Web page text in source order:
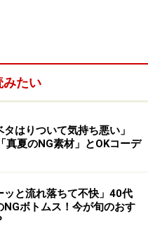
底解説！前回の記事に引
プ、
す。
験記事も合わせて参考に
みたい
タはりついて気持ち悪い」
真夏のNG素材」とOKコーデ
ッと流れ落ちて不快」40代
NGボトムス！今が旬のおす